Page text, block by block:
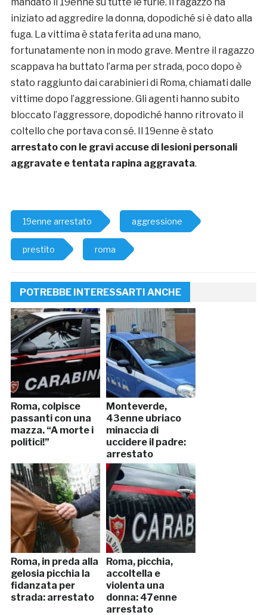
iniziato ad aggredire la donna, dopodiché si è dato alla
fuga. La vittima è stata ferita ad una mano,
fortunatamente non in modo grave. Mentre il ragazzo
scappava ha buttato l’arma per strada, poco dopo è
stato raggiunto dai carabinieri di Roma, chiamati dalle
vittime dopo l’aggressione. Gli agenti hanno subito
bloccato l’aggressore, dopodiché hanno ritrovato il
coltello che portava con sé. Il 19enne è stato
arrestato con le gravi accuse di lesioni personali
aggravate e tentata rapina aggravata.
19enne arrestato aggressione
prestito roma
POTREBBE INTERESSARTI ANCHE
Roma, colpisce
passanti con una
mazza. “A morte i
politici!”
Monteverde,
43enne ubriaco
minaccia di
uccidere il padre:
arrestato
Roma, in preda alla
gelosia picchia la
fidanzata per
strada: arrestato
Roma, picchia,
accoltella e
violenta una
donna: 47enne
arrestato